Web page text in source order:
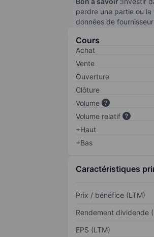
perdre une partie ou
données de
Cours
Achat
Vente
Ouverture
Clôture
Volume
Volume relatif
+Haut
+Bas
Caractéristiques
Prix / bénéfice (LTM)
Rendement dividende
EPS (LTM)